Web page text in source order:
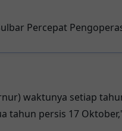
Percepat
waktunya setiap
tahun persis 17